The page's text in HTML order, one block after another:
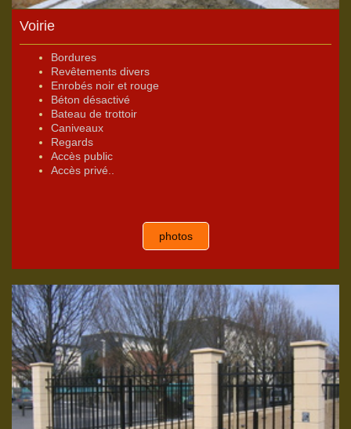
Voirie
Bordures
Revêtements divers
Enrobés noir et rouge
Béton désactivé
Bateau de trottoir
Caniveaux
Regards
Accès public
Accès privé..
photos